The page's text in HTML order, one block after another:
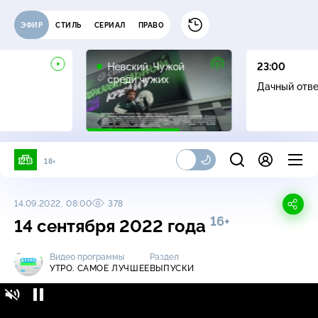
ЭФИР СТИЛЬ СЕРИАЛ ПРАВО
Невский. Чужой
среди чужих
16+
23:00
Дачный
18+
14.09.2022, 08:00 378
14 сентября 2022 года 16+
Видео программы
УТРО. САМОЕ ЛУЧШЕЕ
Раздел
ВЫПУСКИ